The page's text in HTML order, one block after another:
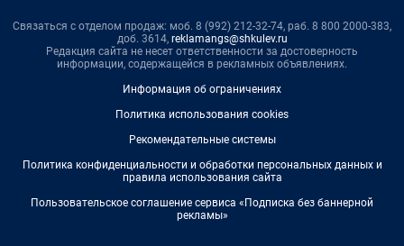
Связаться с отделом продаж: моб. 8 (992) 212-32-74, раб. 8 800 2000-383,
доб. 3614, reklamangs@shkulev.ru
Редакция сайта не несет ответственности за достоверность
информации, содержащейся в рекламных объявлениях.
Информация об ограничениях
Политика использования cookies
Рекомендательные системы
Политика конфиденциальности и обработки персональных данных и
правила использования сайта
Пользовательское соглашение сервиса «Подписка без баннерной
рекламы»